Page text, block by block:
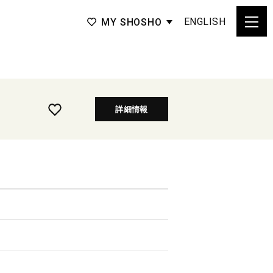
MY SHOSHO ENGLISH
詳細情報